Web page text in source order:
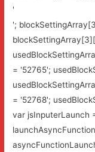
'
';
= '52765';
= '52768';
var jsInputerLaunch